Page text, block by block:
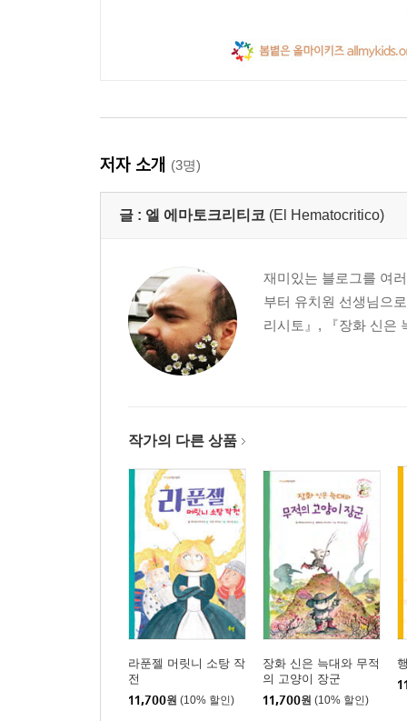
저자 소개 (3명)
글 : 엘 에마토크리티코 (El Hematocritico)
재미있는 블로그를 여
부터 유치원 선생님으
리시토』, 『장화 신은
작가의 다른 상품
라푼젤 머릿니 소탕 작
전
11,700원 (10% 할인)
장화 신은 늑대와 무적
의 고양이 장군
11,700원 (10% 할인)